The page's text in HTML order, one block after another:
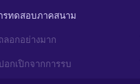
รทดสอบภาคสนาม
ลอกอย่างมาก
อกเปิกจากการรบ